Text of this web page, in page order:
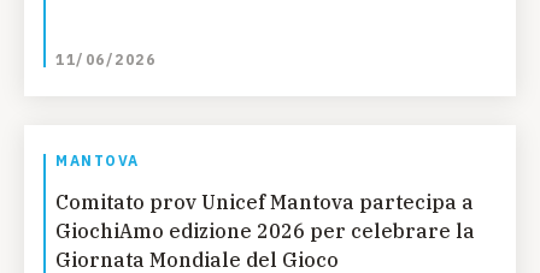
11/06/2026
MANTOVA
Comitato prov Unicef Mantova partecipa a
GiochiAmo edizione 2026 per celebrare la
Giornata Mondiale del Gioco